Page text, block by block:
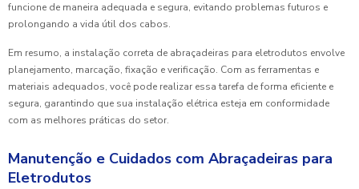
funcione de maneira adequada e segura, evitando problemas futuros e
prolongando a vida útil dos cabos.
Em resumo, a instalação correta de abraçadeiras para eletrodutos envolve
planejamento, marcação, fixação e verificação. Com as ferramentas e
materiais adequados, você pode realizar essa tarefa de forma eficiente e
segura, garantindo que sua instalação elétrica esteja em conformidade
com as melhores práticas do setor.
Manutenção e Cuidados com Abraçadeiras para
Eletrodutos